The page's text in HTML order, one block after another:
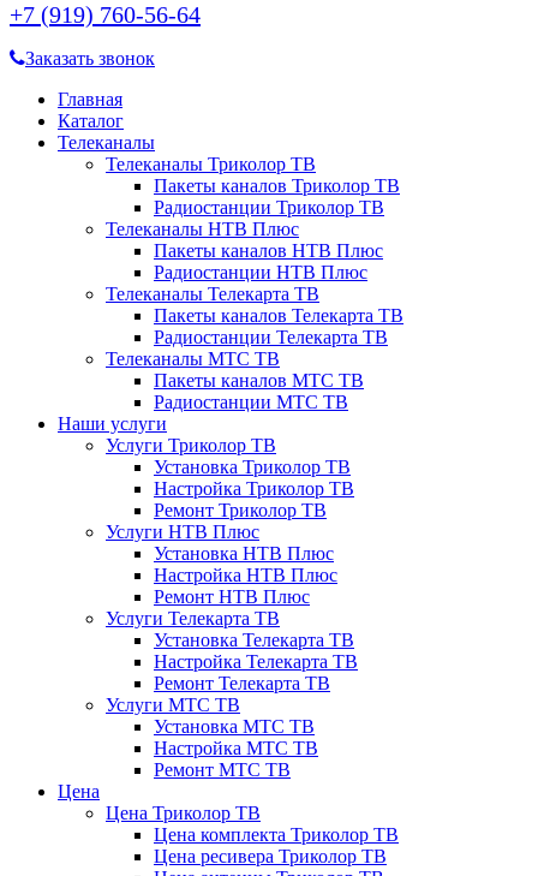
+7 (919) 760-56-64
Заказать звонок
Главная
Каталог
Телеканалы
Телеканалы Триколор ТВ
Пакеты каналов Триколор ТВ
Радиостанции Триколор ТВ
Телеканалы НТВ Плюс
Пакеты каналов НТВ Плюс
Радиостанции НТВ Плюс
Телеканалы Телекарта ТВ
Пакеты каналов Телекарта ТВ
Радиостанции Телекарта ТВ
Телеканалы МТС ТВ
Пакеты каналов МТС ТВ
Радиостанции МТС ТВ
Наши услуги
Услуги Триколор ТВ
Установка Триколор ТВ
Настройка Триколор ТВ
Ремонт Триколор ТВ
Услуги НТВ Плюс
Установка НТВ Плюс
Настройка НТВ Плюс
Ремонт НТВ Плюс
Услуги Телекарта ТВ
Установка Телекарта ТВ
Настройка Телекарта ТВ
Ремонт Телекарта ТВ
Услуги МТС ТВ
Установка МТС ТВ
Настройка МТС ТВ
Ремонт МТС ТВ
Цена
Цена Триколор ТВ
Цена комплекта Триколор ТВ
Цена ресивера Триколор ТВ